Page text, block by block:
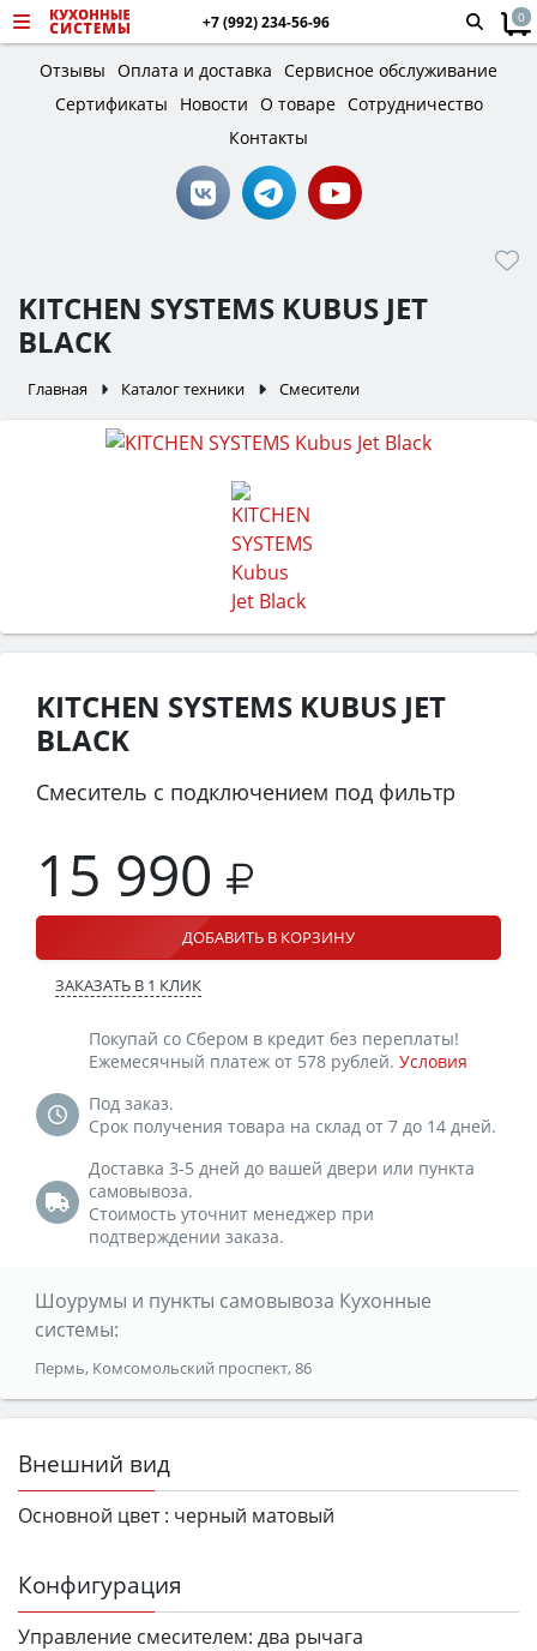
+7 (992) 234-56-96 0
Отзывы Оплата и доставка Сервисное обслуживание
Сертификаты
Новости О товаре Сотрудничество
Контакты
KITCHEN SYSTEMS KUBUS JET
BLACK
Главная Каталог техники Смесители
KITCHEN SYSTEMS KUBUS JET
BLACK
Смеситель с подключением под фильтр
15 990
ДОБАВИТЬ В КОРЗИНУ
ЗАКАЗАТЬ В 1 КЛИК
Покупай со Сбером в кредит без переплаты!
Ежемесячный платеж от 578 рублей. Условия
Под заказ.
Срок получения товара на склад от 7 до 14 дней.
Доставка 3-5 дней до вашей двери или пункта
самовывоза.
Стоимость уточнит менеджер при
подтверждении заказа.
Шоурумы и пункты самовывоза Кухонные
системы:
Пермь, Комсомольский проспект, 86
Внешний вид
Основной цвет : черный матовый
Конфигурация
Управление смесителем: два рычага